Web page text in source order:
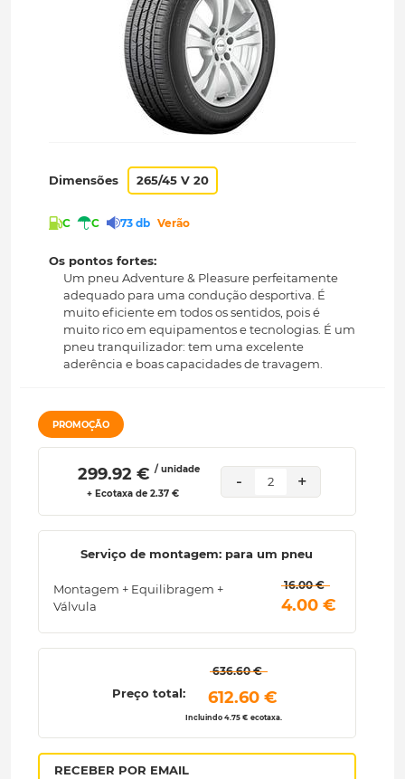
Dimensões 265/45 V 20
C C 73 db Verão
Os pontos fortes:
Um pneu Adventure & Pleasure perfeitamente
adequado para uma condução desportiva. É
muito eficiente em todos os sentidos, pois é
muito rico em equipamentos e tecnologias. É um
pneu tranquilizador: tem uma excelente
aderência e boas capacidades de travagem.
PROMOÇÃO
299.92 € / unidade
+ Ecotaxa de 2.37 €
- 2 +
Serviço de montagem: para um pneu
Montagem + Equilibragem +
Válvula
16.00 €
4.00 €
Preço total:
636.60 €
612.60 €
Incluindo 4.75 € ecotaxa.
RECEBER POR EMAIL